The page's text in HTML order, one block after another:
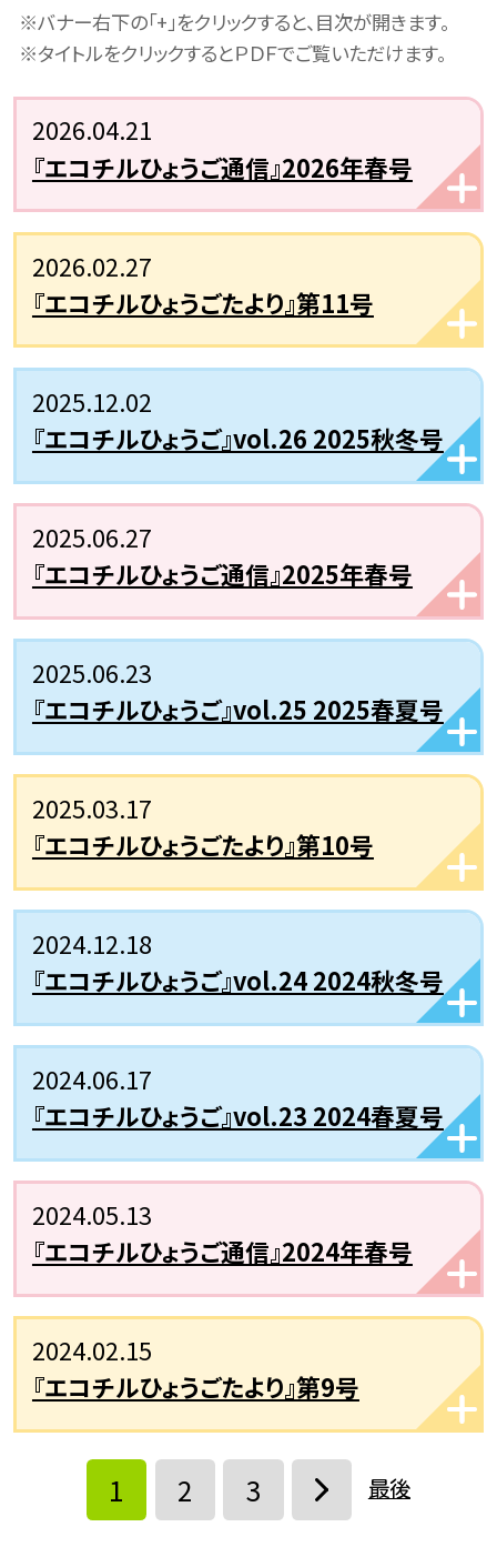
※バナー右下の「+」をクリックすると、目次が開きます。
※タイトルをクリックするとＰＤＦでご覧いただけます。
2026.04.21
『エコチルひょうご通信』2026年春号
2026.02.27
『エコチルひょうごたより』第11号
2025.12.02
『エコチルひょうご』vol.26 2025秋冬号
2025.06.27
『エコチルひょうご通信』2025年春号
2025.06.23
『エコチルひょうご』vol.25 2025春夏号
2025.03.17
『エコチルひょうごたより』第10号
2024.12.18
『エコチルひょうご』vol.24 2024秋冬号
2024.06.17
『エコチルひょうご』vol.23 2024春夏号
2024.05.13
『エコチルひょうご通信』2024年春号
2024.02.15
『エコチルひょうごたより』第9号
1 2 3 最後